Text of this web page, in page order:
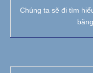
Chúng ta sẽ đi tìm